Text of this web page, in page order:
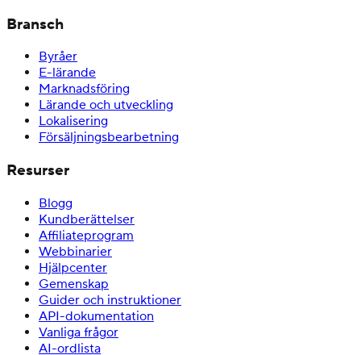
Bransch
Byråer
E-lärande
Marknadsföring
Lärande och utveckling
Lokalisering
Försäljningsbearbetning
Resurser
Blogg
Kundberättelser
Affiliateprogram
Webbinarier
Hjälpcenter
Gemenskap
Guider och instruktioner
API-dokumentation
Vanliga frågor
AI-ordlista